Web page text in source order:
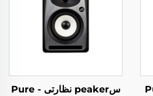
سpeaker نظارتی - Pure